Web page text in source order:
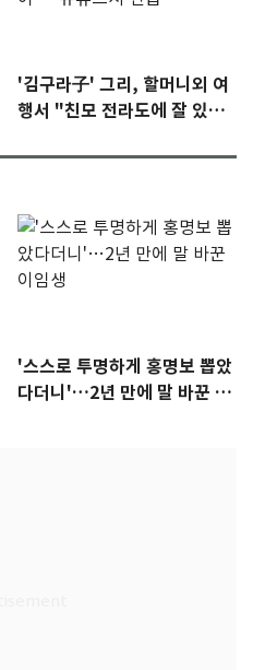
'김구라子' 그리, 할머니외 여
행서 "친모 전라도에 잘 있
'스스로 투명하게 홍명보 뽑았
다더니'…2년 만에 말 바꾼 이